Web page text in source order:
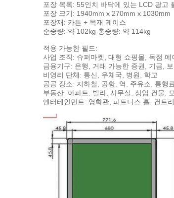
포장 목록: 55인치 바닥에 있는 LCD 광고
포장 크기: 1940mm x 270mm x 1030mm
포장재: 카튼 + 목재 케이스
순중량: 약 102kg 총중량: 약 114kg
적용 가능한 필드:
사업 조직: 슈퍼마켓, 대형 쇼핑몰, 독점
금융기구: 은행, 거래 가능한 증권, 기금,
비영리 단체: 통신, 우체국, 병원, 학교
공공 장소: 지하철, 공항, 역, 주유소, 통행
부동산: 아파트, 빌라, 사무실, 상업 건물,
엔터테인먼트: 영화관, 피트니스 홀, 컨트